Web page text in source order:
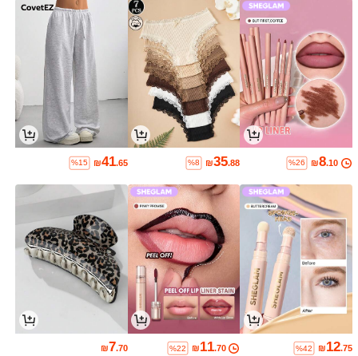
₪8.10
%26
₪35.88
%8
₪41.65
%15
₪12.75
%42
₪11.70
%22
₪7.70